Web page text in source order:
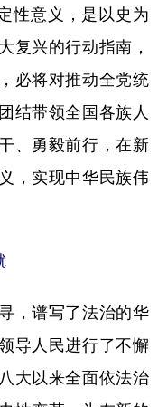
源 会展
悦读
建 江西
湖北 湖南
性意义，是以史为
复兴的行动指南，
必将对推动全党统
结带领全国各族人
、勇毅前行，在新
，实现中华民族伟
谱写了法治的华
导人民进行了不懈
大以来全面依法治